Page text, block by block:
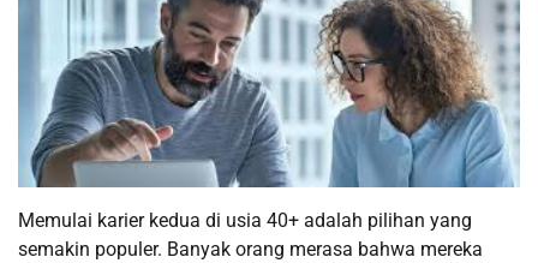
Memulai karier kedua di usia 40+ adalah pilihan yang
semakin populer. Banyak orang merasa bahwa mereka